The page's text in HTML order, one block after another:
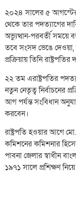
২০২৪ সালের ৫ আগস্টের
থেকে তার পদত্যাগের
অভ্যুত্থান-পরবর্তী সময়ে
তবে সংসদ ভেঙে দেওয়া,
প্রক্রিয়ায় তিনি
২২ তম এরাষ্ট্রপতির
নতুন নেতৃত্ব নির্বাচনের
আগ পর্যন্ত সংবিধান
করবেন।
রাষ্ট্রপতি হওয়ার আগে
কমিশনের কমিশনার
পাবনা জেলার স্বাধীন
১৯৭১ সালে প্রশিক্ষণ